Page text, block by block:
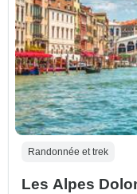
Randonnée et trek
Les Alpes